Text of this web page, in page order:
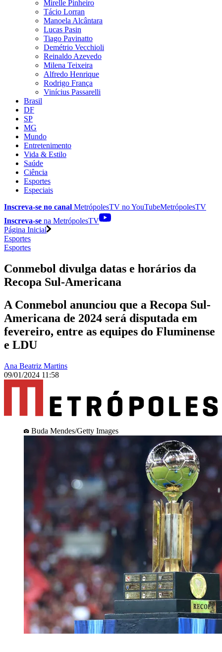
Mirelle Pinheiro
Tácio Lorran
Manoela Alcântara
Lucas Pasin
Tiago Pavinatto
Demétrio Vecchioli
Reinaldo Azevedo
Milena Teixeira
Alfredo Henrique
Rodrigo França
Vinícius Passarelli
Brasil
DF
SP
MG
Mundo
Entretenimento
Vida & Estilo
Saúde
Ciência
Esportes
Especiais
Inscreva-se no canal MetrópolesTV noYouTubeMetrópolesTV
Inscreva-se na MetrópolesTV
Página Inicial
Esportes
Esportes
Conmebol divulga datas e horários da
Recopa Sul-Americana
A Conmebol anunciou que a Recopa Sul-
Americana de 2024 será disputada em
fevereiro, entre as equipes do Fluminense
e LDU
Ana Beatriz Martins
09/01/2024 11:58
Buda Mendes/Getty Images